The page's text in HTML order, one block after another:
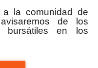
la comunidad de
de los
bursátiles en los